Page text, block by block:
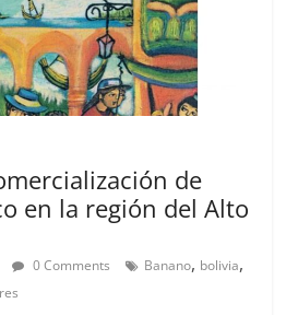
de
en la región del Alto
0 Comments Banano, bolivia,